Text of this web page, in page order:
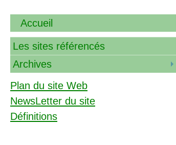
Accueil
Les sites référencés
Archives
Plan du site Web
NewsLetter du site
Définitions